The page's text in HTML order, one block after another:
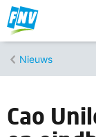
Nieuws
Cao